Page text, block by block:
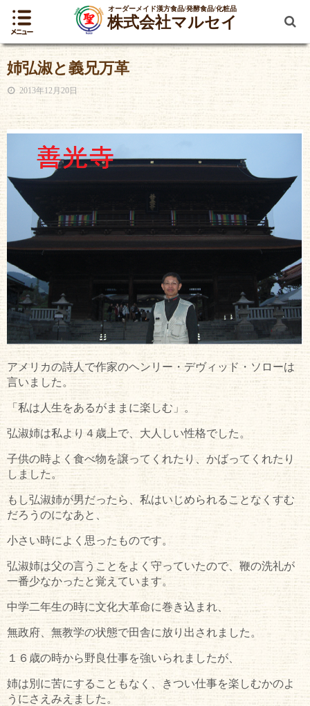
オーダーメイド漢方食品/発酵食品/化粧品
株式会社マルセイ
姉弘淑と義兄万革
2013年12月20日
アメリカの詩人で作家のヘンリー・デヴィッド・ソローは
言いました。
「私は人生をあるがままに楽しむ」。
弘淑姉は私より４歳上で、大人しい性格でした。
子供の時よく食べ物を譲ってくれたり、かばってくれたり
しました。
もし弘淑姉が男だったら、私はいじめられることなくすむ
だろうのになあと、
小さい時によく思ったものです。
弘淑姉は父の言うことをよく守っていたので、鞭の洗礼が
一番少なかったと覚えています。
中学二年生の時に文化大革命に巻き込まれ、
無政府、無教学の状態で田舎に放り出されました。
１６歳の時から野良仕事を強いられましたが、
姉は別に苦にすることもなく、きつい仕事を楽しむかのよ
うにさえみえました。